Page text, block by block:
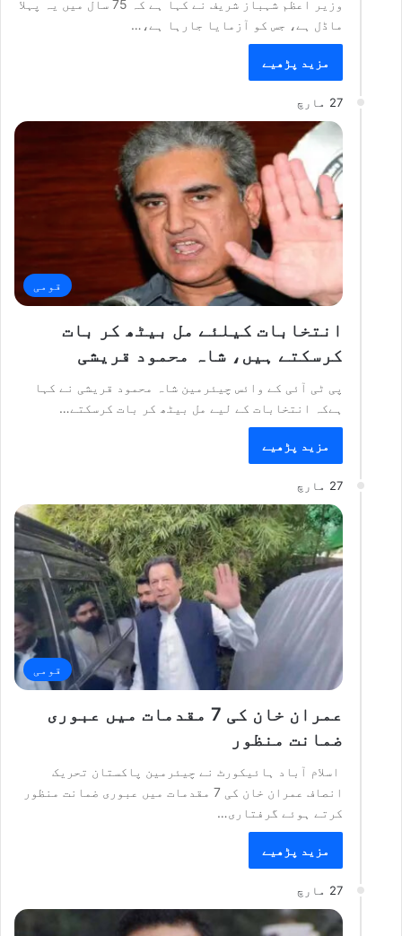
وزیر اعظم شہباز شریف نے کہا ہے کہ 75 سال میں یہ پہلا
ماڈل ہے، جس کو آزمایا جارہا ہے،…
مزید پڑھیے
27 مارچ
قومی
انتخابات کیلئے مل بیٹھ کر بات
کرسکتے ہیں، شاہ محمود قریشی
پی ٹی آئی کے وائس چیئرمین شاہ محمود قریشی نے کہا
ہےکہ انتخابات کے لیے مل بیٹھ کر بات کرسکتے…
مزید پڑھیے
27 مارچ
قومی
عمران خان کی 7 مقدمات میں عبوری
ضمانت منظور
اسلام آباد ہائیکورٹ نے چیئرمین پاکستان تحریک
انصاف عمران خان کی 7 مقدمات میں عبوری ضمانت منظور
کرتے ہوئے گرفتاری…
مزید پڑھیے
27 مارچ